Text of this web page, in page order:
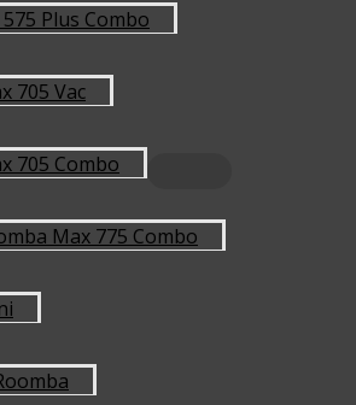
Plus Combo
705 Vac
705 Combo
Max 775 Combo